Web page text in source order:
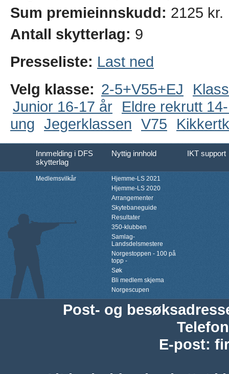
Sum premieinnskudd: 2125 kr.
Antall skytterlag: 9
Presseliste: Last ned
Velg klasse: 2-5+V55+EJ
Junior 16-17 år
Eldre rekrutt
ung Jegerklassen V75
Innmelding i DFS
skytterlag
Nyttig innhold IKT support
Medlemsvilkår
Hjemme-LS 2021
Hjemme-LS 2020
Arrangementer
Skytebaneguide
Resultater
350-klubben
Samlag-
Landsdelsmestere
Norgestoppen - 100 på
topp -
Søk
Bli medlem skjema
Norgescupen
Post- og
Telefon
E-post: